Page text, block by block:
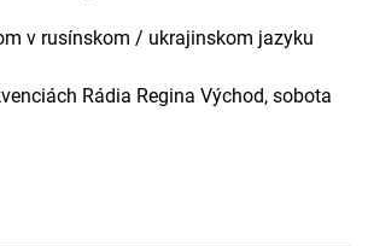
v rusínskom / ukrajinskom jazyku
Rádia Regina Východ, sobota